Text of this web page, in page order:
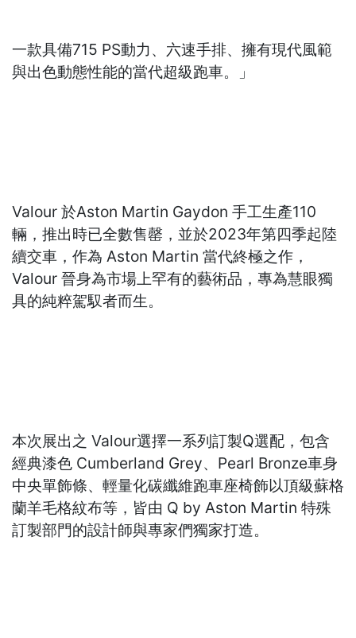
一款具備715 PS動力、六速手排、擁有現代風範
與出色動態性能的當代超級跑車。」
Valour 於Aston Martin Gaydon 手工生產110
輛，推出時已全數售罄，並於2023年第四季起陸
續交車，作為 Aston Martin 當代終極之作，
Valour 晉身為市場上罕有的藝術品，專為慧眼獨
具的純粹駕馭者而生。
本次展出之 Valour選擇一系列訂製Q選配，包含
經典漆色 Cumberland Grey、Pearl Bronze車身
中央單飾條、輕量化碳纖維跑車座椅飾以頂級蘇格
蘭羊毛格紋布等，皆由 Q by Aston Martin 特殊
訂製部門的設計師與專家們獨家打造。